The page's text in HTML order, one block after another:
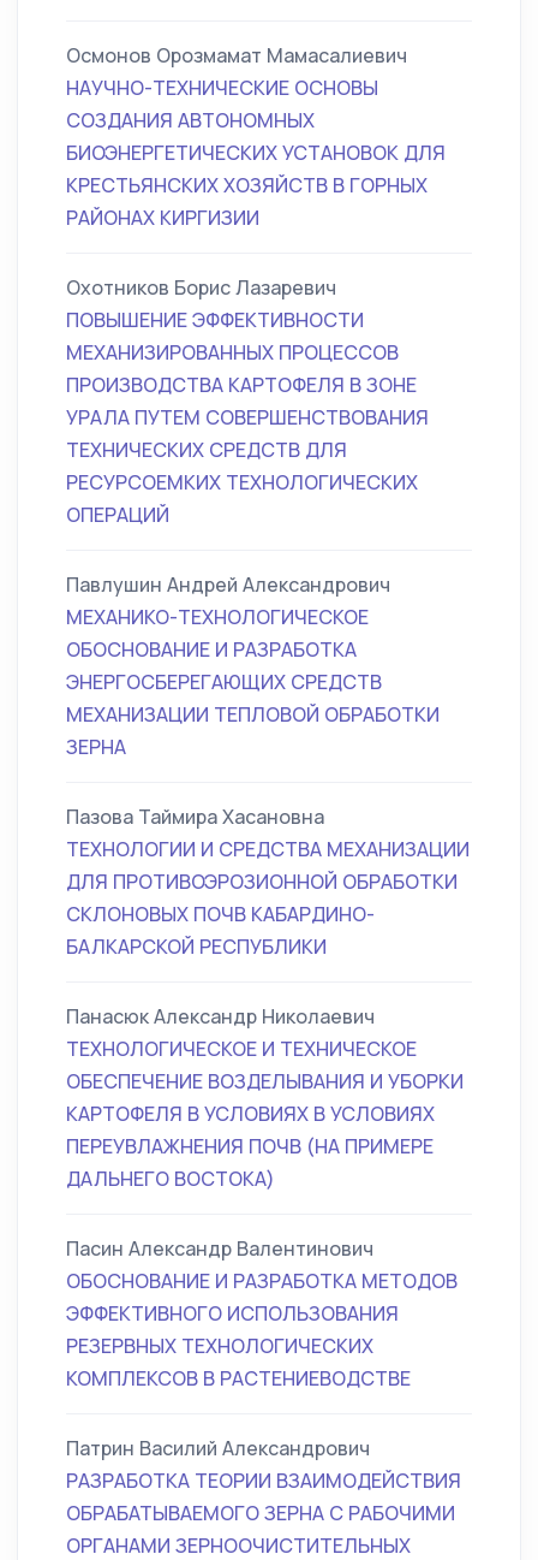
Осмонов Орозмамат Мамасалиевич
НАУЧНО-ТЕХНИЧЕСКИЕ ОСНОВЫ
СОЗДАНИЯ АВТОНОМНЫХ
БИОЭНЕРГЕТИЧЕСКИХ УСТАНОВОК ДЛЯ
КРЕСТЬЯНСКИХ ХОЗЯЙСТВ В ГОРНЫХ
РАЙОНАХ КИРГИЗИИ
Охотников Борис Лазаревич
ПОВЫШЕНИЕ ЭФФЕКТИВНОСТИ
МЕХАНИЗИРОВАННЫХ ПРОЦЕССОВ
ПРОИЗВОДСТВА КАРТОФЕЛЯ В ЗОНЕ
УРАЛА ПУТЕМ СОВЕРШЕНСТВОВАНИЯ
ТЕХНИЧЕСКИХ СРЕДСТВ ДЛЯ
РЕСУРСОЕМКИХ ТЕХНОЛОГИЧЕСКИХ
ОПЕРАЦИЙ
Павлушин Андрей Александрович
МЕХАНИКО-ТЕХНОЛОГИЧЕСКОЕ
ОБОСНОВАНИЕ И РАЗРАБОТКА
ЭНЕРГОСБЕРЕГАЮЩИХ СРЕДСТВ
МЕХАНИЗАЦИИ ТЕПЛОВОЙ ОБРАБОТКИ
ЗЕРНА
Пазова Таймира Хасановна
ТЕХНОЛОГИИ И СРЕДСТВА МЕХАНИЗАЦИИ
ДЛЯ ПРОТИВОЭРОЗИОННОЙ ОБРАБОТКИ
СКЛОНОВЫХ ПОЧВ КАБАРДИНО-
БАЛКАРСКОЙ РЕСПУБЛИКИ
Панасюк Александр Николаевич
ТЕХНОЛОГИЧЕСКОЕ И ТЕХНИЧЕСКОЕ
ОБЕСПЕЧЕНИЕ ВОЗДЕЛЫВАНИЯ И УБОРКИ
КАРТОФЕЛЯ В УСЛОВИЯХ В УСЛОВИЯХ
ПЕРЕУВЛАЖНЕНИЯ ПОЧВ (НА ПРИМЕРЕ
ДАЛЬНЕГО ВОСТОКА)
Пасин Александр Валентинович
ОБОСНОВАНИЕ И РАЗРАБОТКА МЕТОДОВ
ЭФФЕКТИВНОГО ИСПОЛЬЗОВАНИЯ
РЕЗЕРВНЫХ ТЕХНОЛОГИЧЕСКИХ
КОМПЛЕКСОВ В РАСТЕНИЕВОДСТВЕ
Патрин Василий Александрович
РАЗРАБОТКА ТЕОРИИ ВЗАИМОДЕЙСТВИЯ
ОБРАБАТЫВАЕМОГО ЗЕРНА С РАБОЧИМИ
ОРГАНАМИ ЗЕРНООЧИСТИТЕЛЬНЫХ